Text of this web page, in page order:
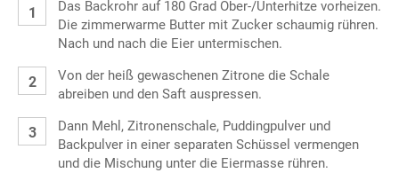
Das Backrohr auf 180 Grad Ober-/Unterhitze vorheizen.
Die zimmerwarme Butter mit Zucker schaumig rühren.
Nach und nach die Eier untermischen.
Von der heiß gewaschenen Zitrone die Schale
abreiben und den Saft auspressen.
Dann Mehl, Zitronenschale, Puddingpulver und
Backpulver in einer separaten Schüssel vermengen
und die Mischung unter die Eiermasse rühren.